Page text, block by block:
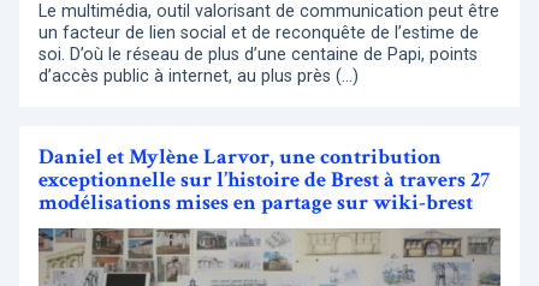
Le multimédia, outil valorisant de communication peut être
un facteur de lien social et de reconquête de l’estime de
soi. D’où le réseau de plus d’une centaine de Papi, points
d’accès public à internet, au plus près (…)
Daniel et Mylène Larvor, une contribution
exceptionnelle sur l’histoire de Brest à travers 27
modélisations mises en partage sur wiki-brest